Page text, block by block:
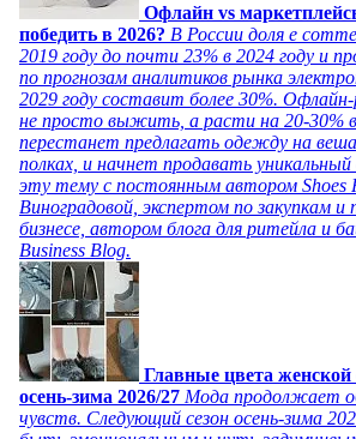
Офлайн vs
победить в 2026? В России доля e
2019 году до почти 23% в 2024 году и
по прогнозам аналитиков рынка
2029 году составит более 30%.
не просто выжить, а расти на 20-30% в
перестанет предлагать одежду на
полках, и начнет продавать
эту тему с постоянным автором Shoes
Виноградовой, экспертом по закупкам
бизнесе, автором блога для ритейла и
Business Blog.
Главные цвета женской
осень-зима 2026/27 Мода продолжает
чувств. Следующий сезон осень-зима